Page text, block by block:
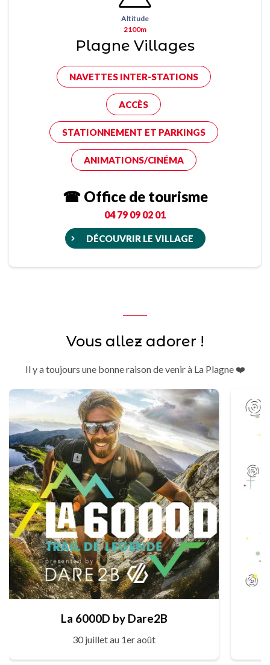
Altitude
2100m
Plagne Villages
NAVETTES INTER-STATIONS
ACCÈS
STATIONNEMENT ET PARKINGS
ANIMATIONS/CINÉMA
☎ Office de tourisme
04 79 09 02 01
DÉCOUVRIR LE VILLAGE
Vous allez adorer !
Il y a toujours une bonne raison de venir à La Plagne ❤️
La 6000D by Dare2B
30 juillet au 1er août